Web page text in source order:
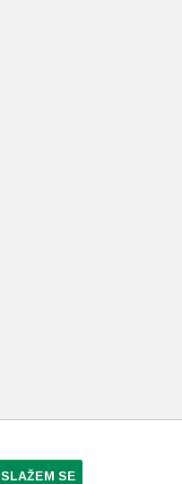
SLAŽEM SE